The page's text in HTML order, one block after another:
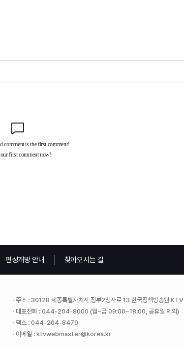
편성개방 안내 찾아오시는 길
주소 : 30128 세종특별자치시 정부2청사로 13 한국정책방송원 KTV
대표전화 : 044-204-8000 (월~금 09:00~18:00, 공휴일 제외)
팩스 : 044-204-8479
이메일 : ktvwebmaster@korea.kr